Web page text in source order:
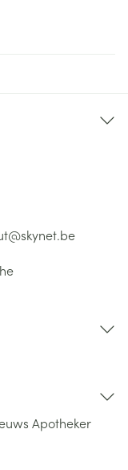
pagina
skynet.be
Apotheker